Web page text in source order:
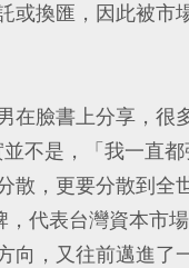
或換匯，因此被市
在臉書上分享，很
不是，「我一直
散，更要分散到全
代表台灣資本市
向，又往前邁進了